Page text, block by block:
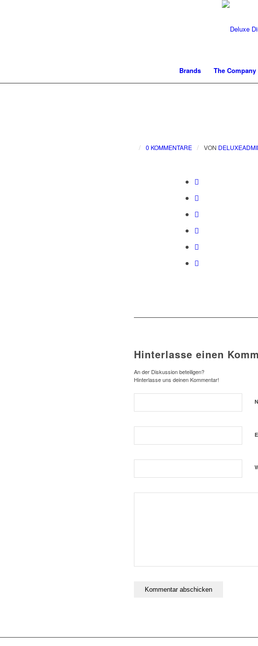
Brands The Company
/ 0 KOMMENTARE / VON
Hinterlasse einen
An der Diskussion beteiligen?
Hinterlasse uns deinen Kommentar!